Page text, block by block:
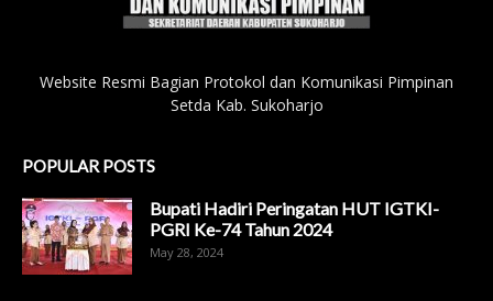
Website Resmi Bagian Protokol dan Komunikasi Pimpinan
Setda Kab. Sukoharjo
POPULAR POSTS
Bupati Hadiri Peringatan HUT IGTKI-
PGRI Ke-74 Tahun 2024
May 28, 2024